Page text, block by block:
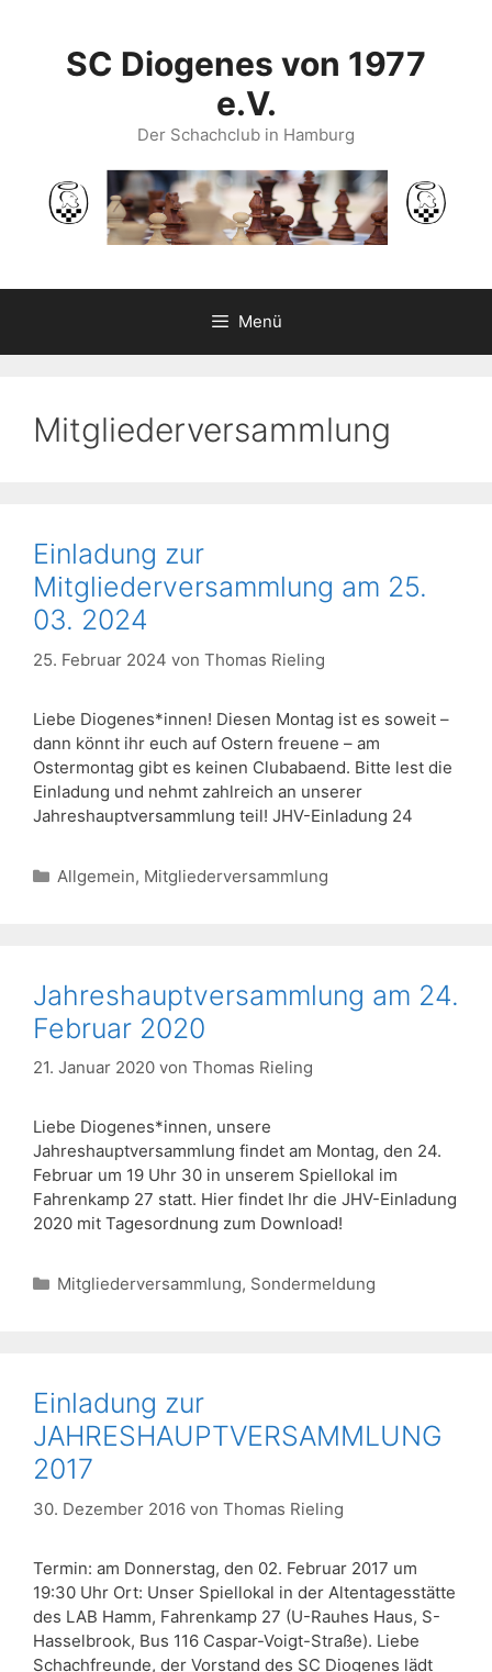
springenSC Diogenes von 1977
e.V.
Der Schachclub in Hamburg
Menü
Mitgliederversammlung
Einladung zur
Mitgliederversammlung am 25.
03. 2024
25. Februar 2024 von Thomas Rieling
Liebe Diogenes*innen! Diesen Montag ist es soweit –
dann könnt ihr euch auf Ostern freuene – am
Ostermontag gibt es keinen Clubabaend. Bitte lest die
Einladung und nehmt zahlreich an unserer
Jahreshauptversammlung teil! JHV-Einladung 24
Kategorien
Allgemein, Mitgliederversammlung
Jahreshauptversammlung am 24.
Februar 2020
21. Januar 2020 von Thomas Rieling
Liebe Diogenes*innen, unsere
Jahreshauptversammlung findet am Montag, den 24.
Februar um 19 Uhr 30 in unserem Spiellokal im
Fahrenkamp 27 statt. Hier findet Ihr die JHV-Einladung
2020 mit Tagesordnung zum Download!
Kategorien
Mitgliederversammlung, Sondermeldung
Einladung zur
JAHRESHAUPTVERSAMMLUNG
2017
30. Dezember 2016 von Thomas Rieling
Termin: am Donnerstag, den 02. Februar 2017 um
19:30 Uhr Ort: Unser Spiellokal in der Altentagesstätte
des LAB Hamm, Fahrenkamp 27 (U-Rauhes Haus, S-
Hasselbrook, Bus 116 Caspar-Voigt-Straße). Liebe
Schachfreunde, der Vorstand des SC Diogenes lädt